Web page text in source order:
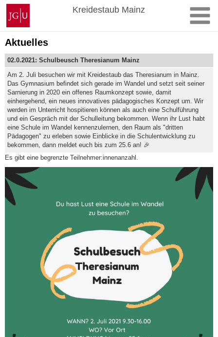
Zum
Inhalt
springen
Johannes
Gutenberg-
Universität
Mainz
Kreidestaub Mainz
Aktuelles
02.0.2021: Schulbeusch Theresianum Mainz
Am 2. Juli besuchen wir mit Kreidestaub das Theresianum in Mainz.
Das Gymnasium befindet sich gerade im Wandel und setzt seit seiner
Sarnierung in 2020 ein offenes Raumkonzept sowie, damit
einhergehend, ein neues innovatives pädagogisches Konzept um. Wir
werden im Unterricht hospitieren können als auch eine Schulführung
und ein Gespräch mit der Schulleitung bekommen. Wenn ihr Lust habt
eine Schule im Wandel kennenzulernen, den Raum als "dritten
Pädagogen" zu erleben sowie Einblicke in die Schulentwicklung zu
bekommen, dann meldet euch bis zum 25.6 an! 🎉
Es gibt eine begrenzte Teilnehmer:innenanzahl.